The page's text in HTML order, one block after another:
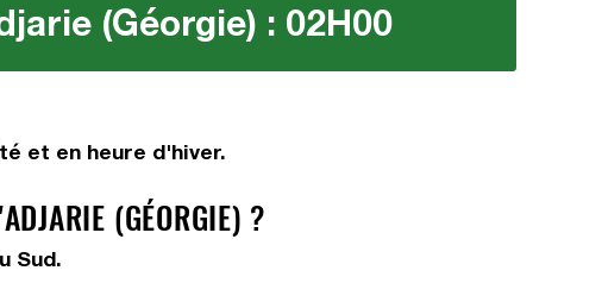
(Géorgie) : 02H00
et en heure d'hiver.
(GÉORGIE) ?
Sud.